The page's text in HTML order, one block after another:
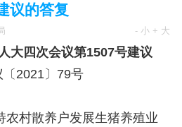
议的答复
- 小 + 大
大四次会议第1507号建议
〔2021〕79号
村散养户发展生猪养殖业